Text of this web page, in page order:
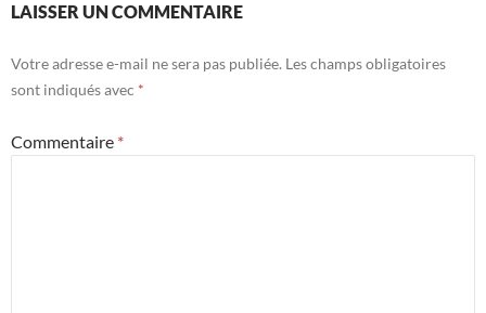
LAISSER UN COMMENTAIRE
Votre adresse e-mail ne sera pas publiée. Les champs obligatoires
sont indiqués avec *
Commentaire *